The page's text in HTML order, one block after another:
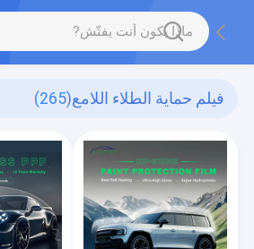
فيلم حماية الطلاء اللامع(265)